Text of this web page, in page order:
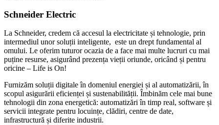
Schneider Electric
La Schneider, credem că accesul la electricitate și tehnologie, prin
intermediul unor soluții inteligente, este un drept fundamental al
omului. Le oferim tuturor ocazia de a face mai multe lucruri cu mai
puține resurse, asigurând prezența vieții oriunde, oricând și pentru
oricine – Life is On!
Furnizăm soluții digitaleîn domeniul energiei și al automatizării, în
scopul asigurării eficienței și sustenabilității. Îmbinăm cele mai bune
tehnologii din zona energetică: automatizări în timp real, software și
servicii integrate pentru locuințe, clădiri, centre de date,
infrastructură și diferite industrii.